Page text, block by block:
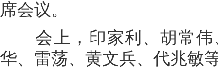
席会议。
会上，印家利、胡常伟
华、雷荡、黄文兵、代兆敏